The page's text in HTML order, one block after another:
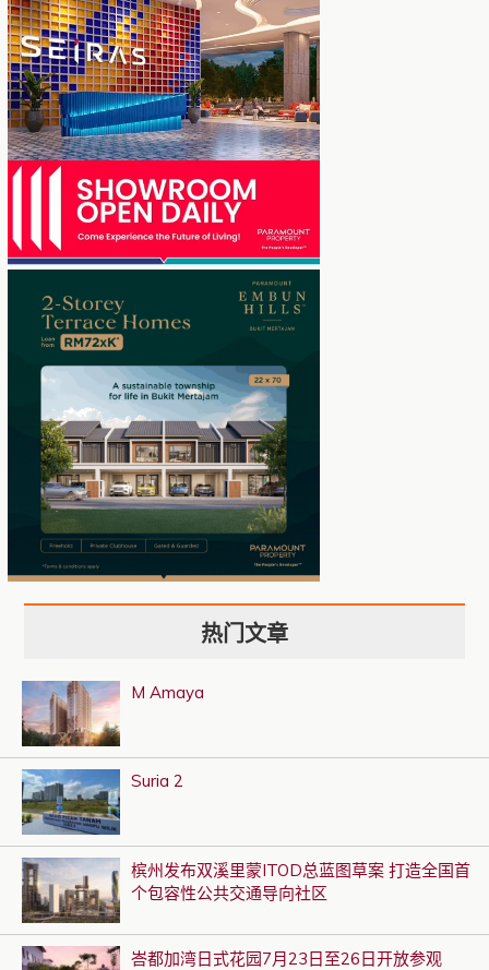
热门文章
M Amaya
Suria 2
槟州发布双溪里蒙ITOD总蓝图草案 打造全国首
个包容性公共交通导向社区
峇都加湾日式花园7月23日至26日开放参观